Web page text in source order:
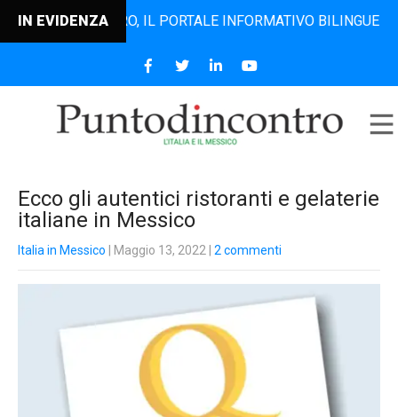
IN EVIDENZAIL PORTALE INFORMATIVO BILINGUE CHE
Ecco gli autentici ristoranti e gelaterie
italiane in Messico
Italia in Messico | Maggio 13, 2022 2 commenti